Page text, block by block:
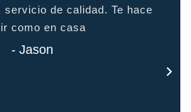
servicio de calidad. Te hace
como en casa
- Jason